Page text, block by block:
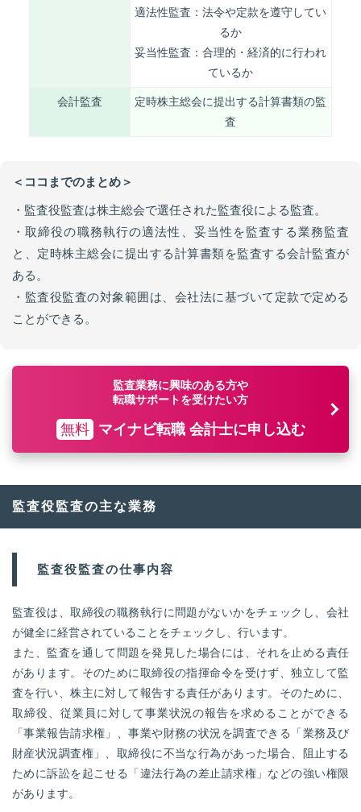
適法性監査：法令や定款を遵守してい
るか
妥当性監査：合理的・経済的に行われ
ているか
会計監査
定時株主総会に提出する計算書類の監
査
＜ココまでのまとめ＞
・監査役監査は株主総会で選任された監査役による監査。
・取締役の職務執行の適法性、妥当性を監査する業務監査
と、定時株主総会に提出する計算書類を監査する会計監査が
ある。
・監査役監査の対象範囲は、会社法に基づいて定款で定める
ことができる。
監査業務に興味のある方や
転職サポートを受けたい方
無料 マイナビ転職 会計士に申し込む
監査役監査の主な業務
監査役監査の仕事内容
監査役は、取締役の職務執行に問題がないかをチェックし、会社
が健全に経営されていることをチェックし、行います。
また、監査を通して問題を発見した場合には、それを止める責任
があります。そのために取締役の指揮命令を受けず、独立して監
査を行い、株主に対して報告する責任があります。そのために、
取締役、従業員に対して事業状況の報告を求めることができる
「事業報告請求権」、事業や財務の状況を調査できる「業務及び
財産状況調査権」、取締役に不当な行為があった場合、阻止する
ために訴訟を起こせる「違法行為の差止請求権」などの強い権限
があります。